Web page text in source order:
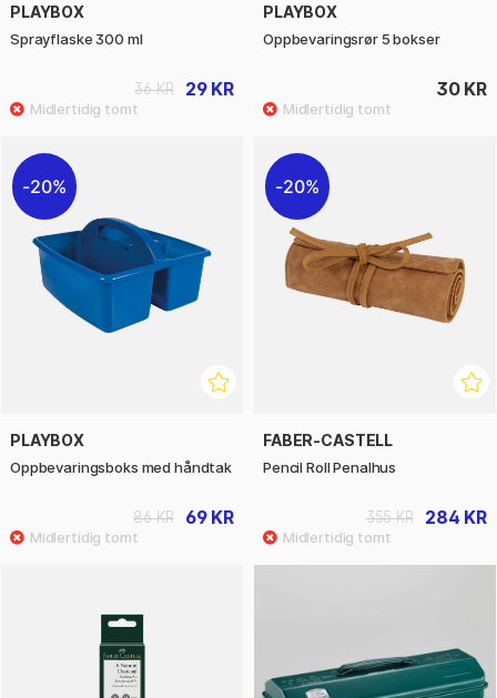
PLAYBOX
Sprayflaske 300 ml
29 KR
36 KR
PLAYBOX
Oppbevaringsrør 5 bokser
30 KR
20%
PLAYBOX
Oppbevaringsboks med håndtak
69 KR
86 KR
20%
FABER-CASTELL
Pencil Roll Penalhus
284 KR
355 KR